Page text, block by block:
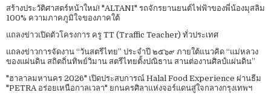
สร้างประวัติศาสตร์หน้าใหม่! "ALTANI" รถจักรยานยนต์ไฟฟ้าของพี่น้องมุสลิม
100% ความภาคภูมิใจของภาคใต้
แถลงข่าวเปิดตัวโครงการ ครู TT (Traffic Teacher) ทั่วประเทศ​
แถลงข่าวการจัดงาน “วันสตรีไทย” ประจําปี ๒๕๖๙ ภายใต้แนวคิด “แม่หลวง
ของแผ่นดิน สถิตถิ่นทิพย์วิมาน สตรีไทยตั้งปณิธาน สานต่องานศิลป์แผ่นดิน”
"ฮาลาลมหานคร 2026" เปิดประสบการณ์ Halal Food Experience ผ่านธีม
"PETRA อร่อยเหนือกาลเวลา" ยกนครศิลาแห่งจอร์แดนสู่ใจกลางกรุงเทพฯ